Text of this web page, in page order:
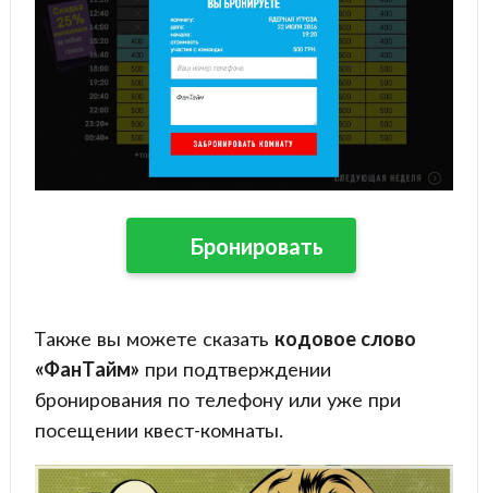
Бронировать
Также вы можете сказать кодовое слово
«ФанТайм» при подтверждении
бронирования по телефону или уже при
посещении квест-комнаты.